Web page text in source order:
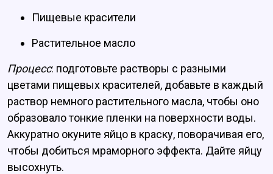
Пищевые красители
Растительное масло
Процесс: подготовьте растворы с разными
цветами пищевых красителей, добавьте в каждый
раствор немного растительного масла, чтобы оно
образовало тонкие пленки на поверхности воды.
Аккуратно окуните яйцо в краску, поворачивая его,
чтобы добиться мраморного эффекта. Дайте яйцу
высохнуть.